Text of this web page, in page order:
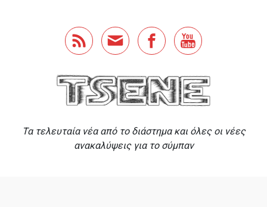
Τα τελευταία νέα από το διάστημα και όλες οι νέες
ανακαλύψεις για το σύμπαν